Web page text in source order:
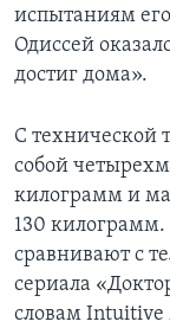
испытаниям
Одиссей
достиг дома».
С технической
собой
килограмм и
130 килограмм.
сравнивают с
сериала
словам Intuitive